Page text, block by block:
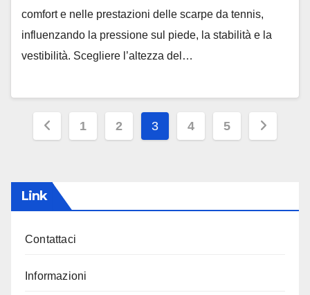
comfort e nelle prestazioni delle scarpe da tennis,
influenzando la pressione sul piede, la stabilità e la
vestibilità. Scegliere l’altezza del…
Posts
1 2 3 4 5
Link
Contattaci
Informazioni